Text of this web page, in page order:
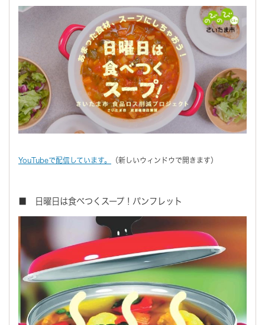
YouTubeで配信しています。 （新しいウィンドウで開きます）
■ 日曜日は食べつくスープ！パンフレット